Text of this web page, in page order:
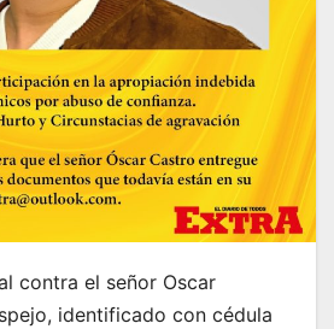
contra el señor Oscar
identificado con cédula